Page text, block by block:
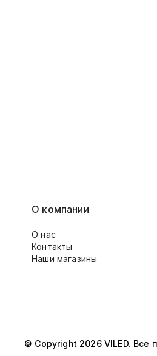
О компании
О нас
Контакты
Наши магазины
© Copyright 2026 VILED. Все